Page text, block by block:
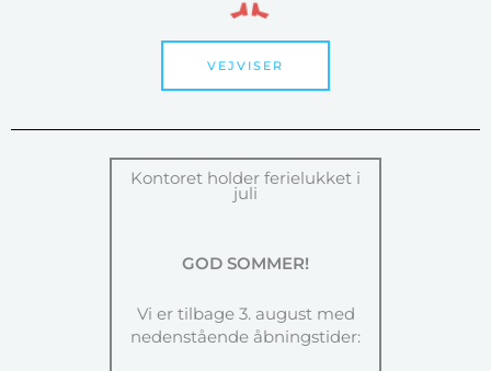
VEJVISER
Kontoret holder ferielukket i
juli
GOD SOMMER!
Vi er tilbage 3. august med
nedenstående åbningstider: